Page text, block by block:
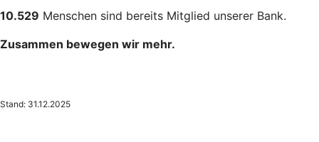
10.529 Menschen sind bereits Mitglied unserer Bank.
Zusammen bewegen wir mehr.
Stand: 31.12.2025